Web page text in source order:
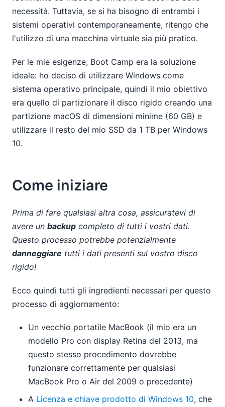
necessità. Tuttavia, se si ha bisogno di entrambi i
sistemi operativi contemporaneamente, ritengo che
l'utilizzo di una macchina virtuale sia più pratico.
Per le mie esigenze, Boot Camp era la soluzione
ideale: ho deciso di utilizzare Windows come
sistema operativo principale, quindi il mio obiettivo
era quello di partizionare il disco rigido creando una
partizione macOS di dimensioni minime (60 GB) e
utilizzare il resto del mio SSD da 1 TB per Windows
10.
Come iniziare
Prima di fare qualsiasi altra cosa, assicuratevi di
avere un backup completo di tutti i vostri dati.
Questo processo potrebbe potenzialmente
danneggiare tutti i dati presenti sul vostro disco
rigido!
Ecco quindi tutti gli ingredienti necessari per questo
processo di aggiornamento:
Un vecchio portatile MacBook (il mio era un
modello Pro con display Retina del 2013, ma
questo stesso procedimento dovrebbe
funzionare correttamente per qualsiasi
MacBook Pro o Air del 2009 o precedente)
A Licenza e chiave prodotto di Windows 10, che